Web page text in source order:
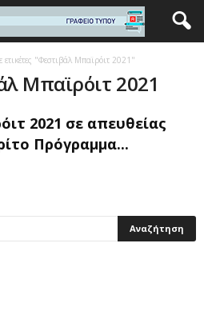
ετικέτες "Φεστιβάλ Μπαϊρόιτ 2021"
Μπαϊρόιτ 2021
2021 σε απευθείας
Πρόγραμμα...